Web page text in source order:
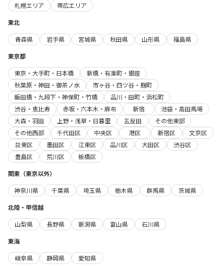
札幌エリア
帯広エリア
東北
青森県
岩手県 宮城県 秋田県 山形県
福島県
東京都
東京・大手町・日本橋
新橋・有楽町・銀座
秋葉原・神田・御茶ノ水
市ヶ谷・四ツ谷・麹町
飯田橋・九段下・神保町・竹橋
品川・田町・浜松町
渋谷・恵比寿
赤坂・六本木・麻布 新宿
池袋・高田馬場
大森・羽田
上野・浅草・日暮里 五反田
その他東部
その他西部
千代田区 中央区 港区 新宿区
文京区
台東区
墨田区 江東区 品川区 大田区
渋谷区
豊島区
荒川区
板橋区
関東（東京以外）
神奈川県
千葉県 埼玉県 栃木県 群馬県
茨城県
北陸・甲信越
山梨県
長野県 新潟県 富山県
石川県
東海
岐阜県
静岡県
愛知県